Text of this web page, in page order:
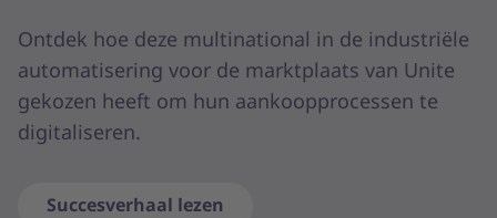
Ontdek hoe deze multinational in de industriële
automatisering voor de marktplaats van Unite
gekozen heeft om hun aankoopprocessen te
digitaliseren.
Succesverhaal lezen